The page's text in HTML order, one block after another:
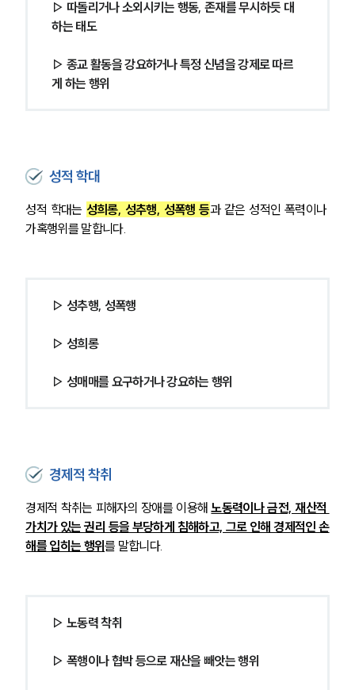
▷ 따돌리거나 소외시키는 행동, 존재를 무시하듯 대
하는 태도
▷ 종교 활동을 강요하거나 특정 신념을 강제로 따르
게 하는 행위
성적 학대
성적 학대는 성희롱, 성추행, 성폭행 등과 같은 성적인 폭력이나
가혹행위를 말합니다.
▷ 성추행, 성폭행
▷ 성희롱
▷ 성매매를 요구하거나 강요하는 행위
경제적 착취
경제적 착취는 피해자의 장애를 이용해 노동력이나 금전, 재산적
가치가 있는 권리 등을 부당하게 침해하고, 그로 인해 경제적인 손
해를 입히는 행위를 말합니다.
▷ 노동력 착취
▷ 폭행이나 협박 등으로 재산을 빼앗는 행위